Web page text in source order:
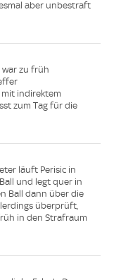
aber unbestraft
war zu früh
indirektem
zum Tag für die
läuft Perisic in
und legt quer in
Ball dann über die
überprüft,
in den Strafraum